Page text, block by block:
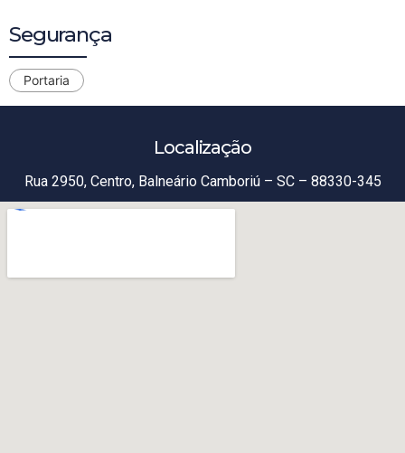
Segurança
Portaria
Localização
Rua 2950, Centro, Balneário Camboriú – SC – 88330-345